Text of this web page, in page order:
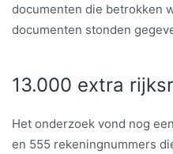
documenten die betrokken
documenten stonden
13.000 extra
Het onderzoek vond nog
en 555 rekeningnummers